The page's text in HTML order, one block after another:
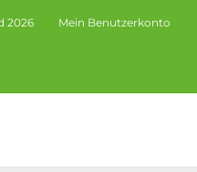
2026 Mein Benutzerkonto